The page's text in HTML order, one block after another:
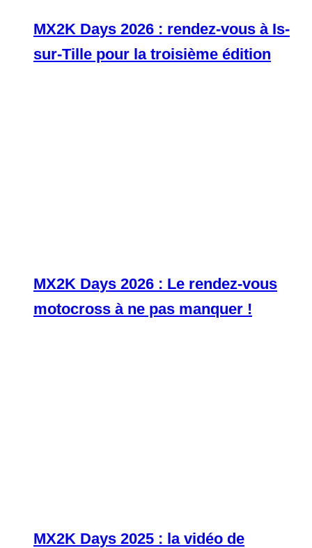
MX2K Days 2026 : rendez-vous à Is-
sur-Tille pour la troisième édition
MX2K Days 2026 : Le rendez-vous
motocross à ne pas manquer !
MX2K Days 2025 : la vidéo de